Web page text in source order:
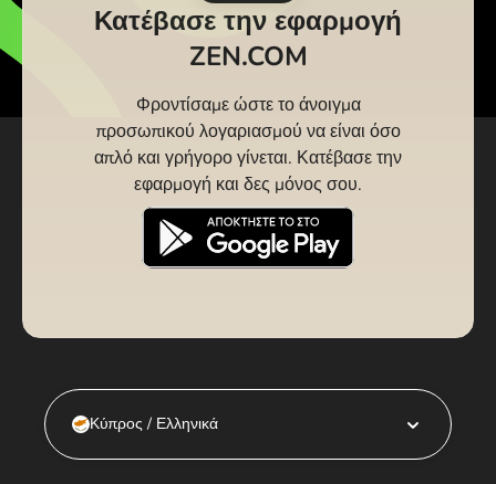
Κατέβασε την εφαρμογή
ZEN.COM
Φροντίσαμε ώστε το άνοιγμα
προσωπικού λογαριασμού να είναι όσο
απλό και γρήγορο γίνεται. Κατέβασε την
εφαρμογή και δες μόνος σου.
Κύπρος / Ελληνικά